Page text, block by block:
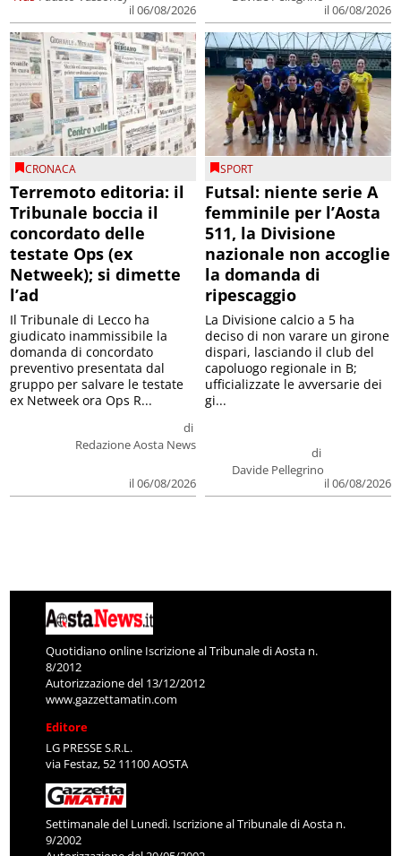
il 06/08/2026
il 06/08/2026
CRONACA
Terremoto editoria: il
Tribunale boccia il
concordato delle
testate Ops (ex
Netweek); si dimette
l’ad
di
Redazione Aosta News
il 06/08/2026
Il Tribunale di Lecco ha
giudicato inammissibile la
domanda di concordato
preventivo presentata dal
gruppo per salvare le testate
ex Netweek ora Ops R...
SPORT
Futsal: niente serie A
femminile per l’Aosta
511, la Divisione
nazionale non accoglie
la domanda di
ripescaggio
di
Davide Pellegrino
il 06/08/2026
La Divisione calcio a 5 ha
deciso di non varare un girone
dispari, lasciando il club del
capoluogo regionale in B;
ufficializzate le avversarie dei
gi...
Quotidiano online Iscrizione al Tribunale di Aosta n.
8/2012
Autorizzazione del 13/12/2012
www.gazzettamatin.com
Editore
LG PRESSE S.R.L.
via Festaz, 52 11100 AOSTA
Settimanale del Lunedì. Iscrizione al Tribunale di Aosta n.
9/2002